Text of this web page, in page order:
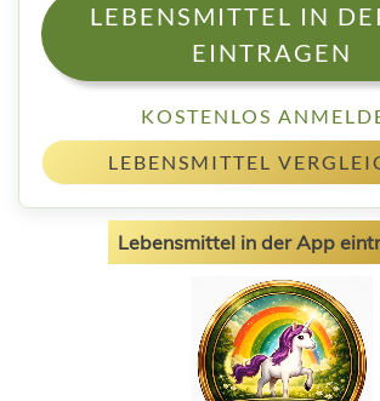
LEBENSMITTEL IN
EINTRAGEN
KOSTENLOS
LEBENSMITTEL
Lebensmittel in der App